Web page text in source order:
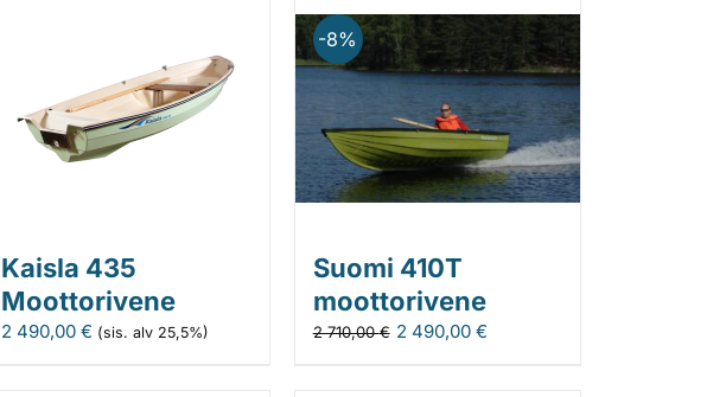
Kaisla 435
Moottorivene
2 490,00€ (sis. alv 25,5%)
-8%
Suomi 410T
moottorivene
2 710,00€ 2 490,00 €